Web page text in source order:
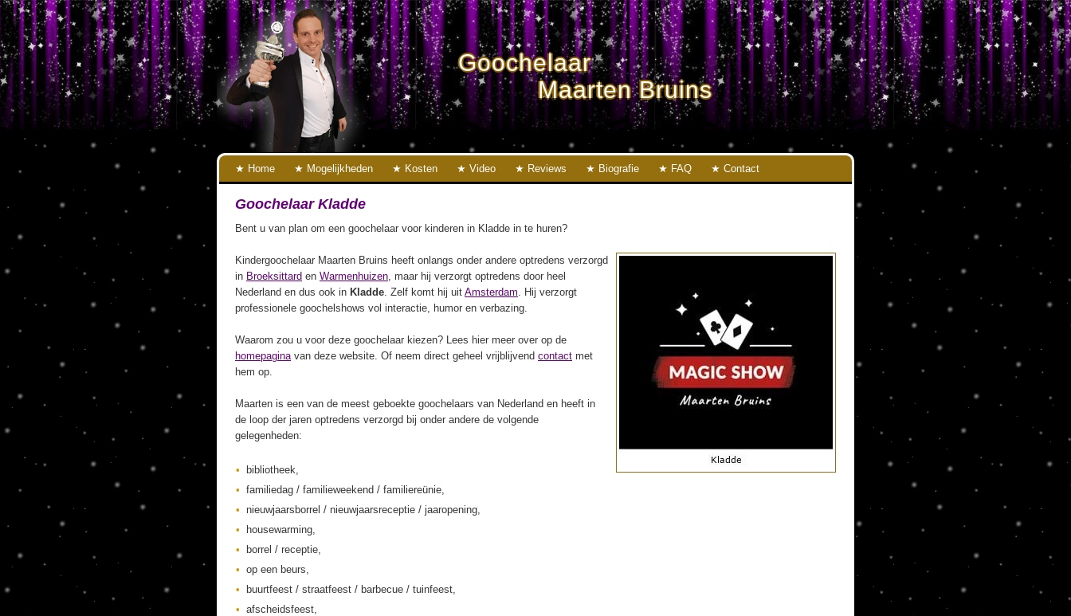
Goochelaar
Maarten Bruins
Home Mogelijkheden Kosten Video Reviews Biografie FAQ Contact
Goochelaar Kladde
Bent u van plan om een goochelaar voor kinderen in Kladde in te huren?
Kindergoochelaar Maarten Bruins heeft onlangs onder andere optredens verzorgd
in Broeksittard en Warmenhuizen, maar hij verzorgt optredens door heel
Nederland en dus ook in Kladde. Zelf komt hij uit Amsterdam. Hij verzorgt
professionele goochelshows vol interactie, humor en verbazing.
Waarom zou u voor deze goochelaar kiezen? Lees hier meer over op de
homepaginavan deze website. Of neem direct geheel vrijblijvend contact met
hem op.
Maarten is een van de meest geboekte goochelaars van Nederland en heeft in
de loop der jaren optredens verzorgd bij onder andere de volgende
gelegenheden:
bibliotheek,
familiedag / familieweekend / familiereünie,
nieuwjaarsborrel / nieuwjaarsreceptie / jaaropening,
housewarming,
borrel / receptie,
op een beurs,
buurtfeest / straatfeest / barbecue / tuinfeest,
afscheidsfeest,